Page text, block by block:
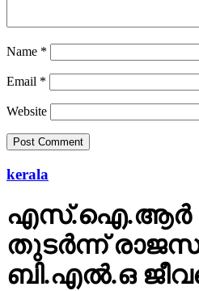
Name *
Email *
Website
kerala
എസ്.ഐ.ആര്‍
തുടര്‍ന്ന്
ബി.എല്‍.ഒ